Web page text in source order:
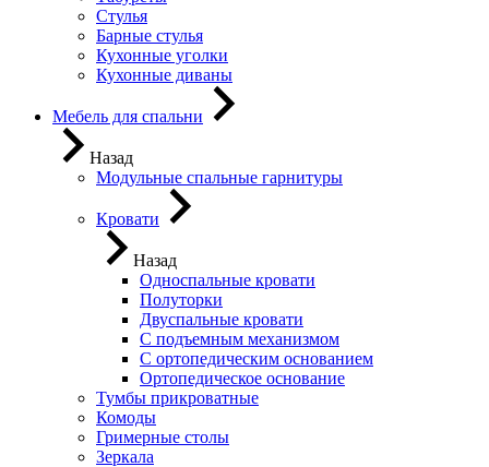
Стулья
Барные стулья
Кухонные уголки
Кухонные диваны
Мебель для спальни
Назад
Модульные спальные гарнитуры
Кровати
Назад
Односпальные кровати
Полуторки
Двуспальные кровати
С подъемным механизмом
С ортопедическим основанием
Ортопедическое основание
Тумбы прикроватные
Комоды
Гримерные столы
Зеркала